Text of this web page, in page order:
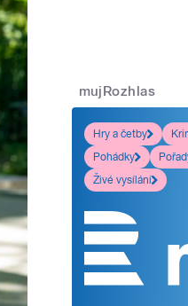
mujRozhlas
Hry a četby
Pohádky
Živé vysílání